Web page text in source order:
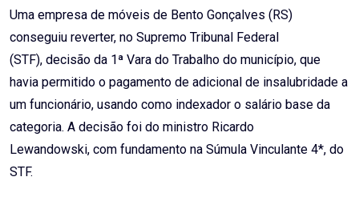
Uma empresa de móveis de Bento Gonçalves (RS)
conseguiu reverter, no Supremo Tribunal Federal
(STF), decisão da 1ª Vara do Trabalho do município, que
havia permitido o pagamento de adicional de insalubridade a
um funcionário, usando como indexador o salário base da
categoria. A decisão foi do ministro Ricardo
Lewandowski, com fundamento na Súmula Vinculante 4*, do
STF.